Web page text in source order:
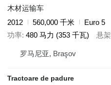
木材运输车
2012
560,000 千米
Euro 5
功率 480 马力 (353 千瓦) 悬架
罗马尼亚, Braşov
Tractoare de padure